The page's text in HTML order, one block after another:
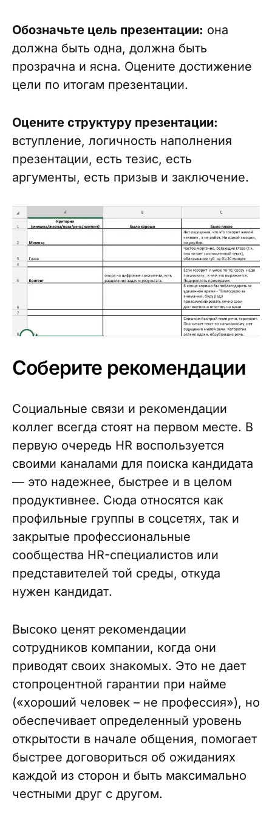
Обозначьте цель презентации: она
должна быть одна, должна быть
прозрачна и ясна. Оцените достижение
цели по итогам презентации.
Оцените структуру презентации:
вступление, логичность наполнения
презентации, есть тезис, есть
аргументы, есть призыв и заключение.
Соберите рекомендации
Социальные связи и рекомендации
коллег всегда стоят на первом месте. В
первую очередь HR воспользуется
своими каналами для поиска кандидата
— это надежнее, быстрее и в целом
продуктивнее. Сюда относятся как
профильные группы в соцсетях, так и
закрытые профессиональные
сообщества HR-специалистов или
представителей той среды, откуда
нужен кандидат.
Высоко ценят рекомендации
сотрудников компании, когда они
приводят своих знакомых. Это не дает
стопроцентной гарантии при найме
(«хороший человек – не профессия»), но
обеспечивает определенный уровень
открытости в начале общения, помогает
быстрее договориться об ожиданиях
каждой из сторон и быть максимально
честными друг с другом.